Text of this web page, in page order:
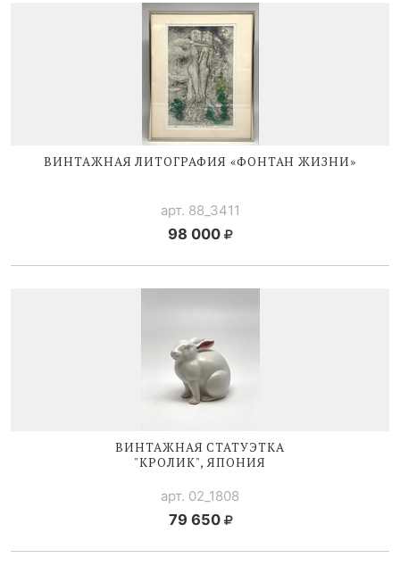
ВИНТАЖНАЯ ЛИТОГРАФИЯ «ФОНТАН ЖИЗНИ»
арт. 88_3411
98 000
ВИНТАЖНАЯ СТАТУЭТКА
"КРОЛИК", ЯПОНИЯ
арт. 02_1808
79 650